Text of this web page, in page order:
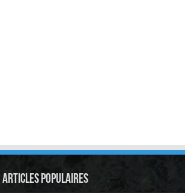
Articles Populaires